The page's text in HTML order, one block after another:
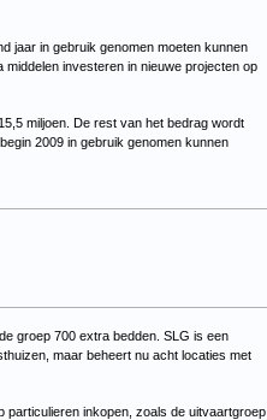
jaar in gebruik genomen moeten kunnen
investeren in nieuwe projecten op
miljoen. De rest van het bedrag wordt
2009 in gebruik genomen kunnen
groep 700 extra bedden. SLG is een
maar beheert nu acht locaties met
particulieren inkopen, zoals de uitvaartgroep